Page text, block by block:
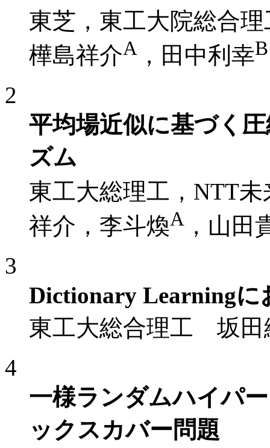
東芝，東工大院総合理
樺島祥介A ，田中利幸B
2
平均場近似に基づく
ズム
東工大総理工，NTT
祥介，李斗煥A ，山田
3
Dictionary Learningに
東工大総合理工 坂田
4
一様ランダムハイパ
ックスカバー問題